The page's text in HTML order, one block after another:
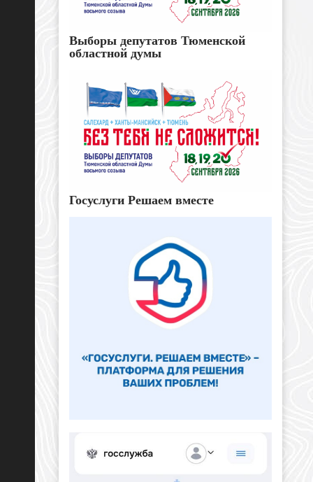
Выборы депутатов Тюменской
областной думы
Госуслуги Решаем вместе